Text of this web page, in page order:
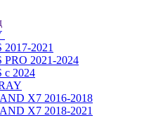
2021
PRO 2021-2024
с 2024
X7 2016-2018
X7 2018-2021